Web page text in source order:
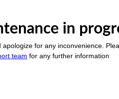
in
for any inconvenience.
team for any further information